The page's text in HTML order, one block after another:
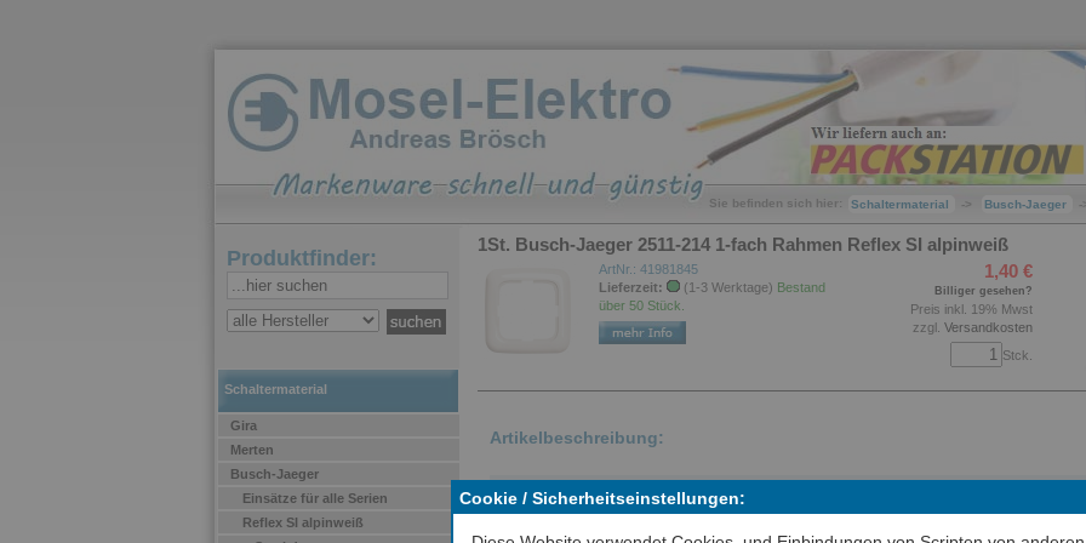
Cookie / Sicherheitseinstellungen:
Sie befinden sich hier: Schaltermaterial -> Busch-Jaeger -
Produktfinder:
Schaltermaterial
Gira
Merten
Busch-Jaeger
Einsätze für alle Serien
Reflex SI alpinweiß
1St. Busch-Jaeger 2511-214 1-fach Rahmen Reflex SI alpinweiß
ArtNr.: 41981845
Lieferzeit:
(1-3 Werktage) Bestand
über 50 Stück.
1,40 €
Billiger gesehen?
Preis inkl. 19% Mwst
zzgl.Versandkosten
Stck.
Artikelbeschreibung:
Für senkrechte oder waagerechte Montage.